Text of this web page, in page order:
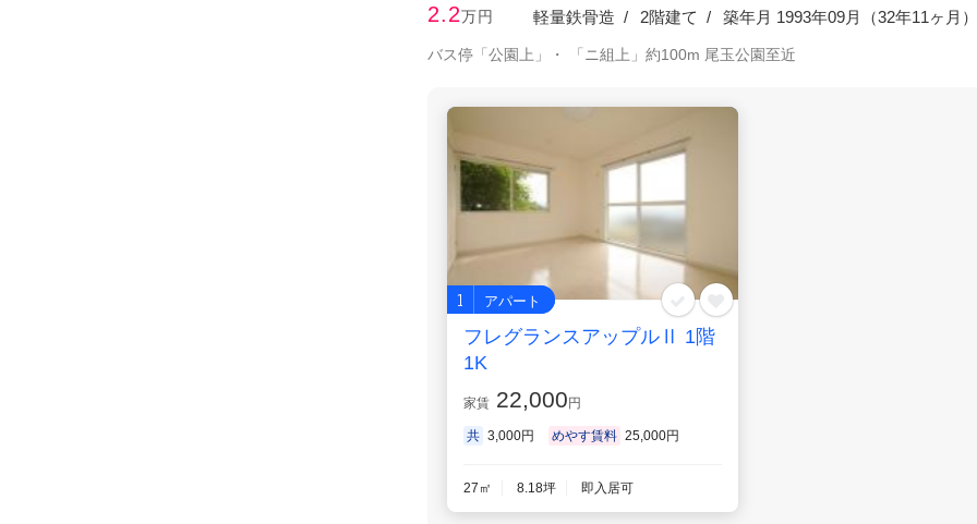
2.2万円 軽量鉄骨造 2階建て 築年月 1993年09月（32年11ヶ月 ）
バス停「公園上」・ 「ニ組上」約100m 尾玉公園至近
1 アパート
フレグランスアップルⅡ 1階
1K
家賃 22,000 円
共 3,000円 めやす賃料 25,000円
27㎡ 8.18坪 即入居可